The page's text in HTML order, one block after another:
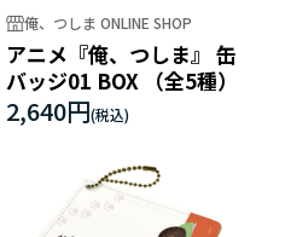
俺、つしま ONLINE SHOP
アニメ『俺、つしま』 缶
バッジ01 BOX （全5種）
2,640円